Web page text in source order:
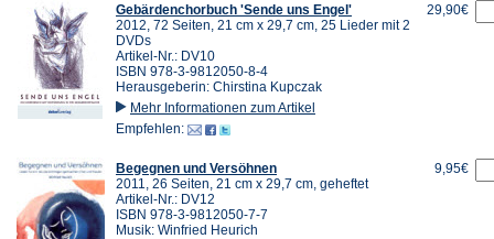
Gebärdenchorbuch 'Sende uns Engel'
2012, 72 Seiten, 21 cm x 29,7 cm, 25 Lieder mit 2
DVDs
Artikel-Nr.: DV10
ISBN 978-3-9812050-8-4
Herausgeberin: Chirstina Kupczak
Mehr Informationen zum Artikel
Empfehlen:
29,90€
Begegnen und Versöhnen
2011, 26 Seiten, 21 cm x 29,7 cm, geheftet
Artikel-Nr.: DV12
ISBN 978-3-9812050-7-7
Musik: Winfried Heurich
9,95€